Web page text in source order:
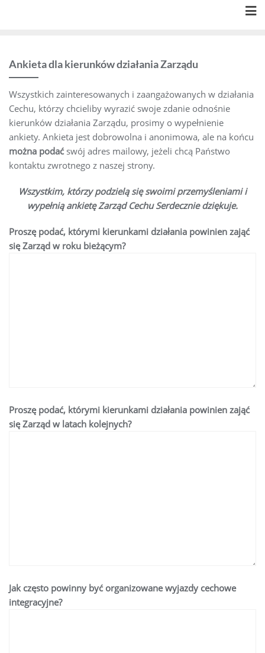
Ankieta dla kierunków działania Zarządu
Wszystkich zainteresowanych i zaangażowanych w działania
Cechu, którzy chcieliby wyrazić swoje zdanie odnośnie
kierunków działania Zarządu, prosimy o wypełnienie
ankiety. Ankieta jest dobrowolna i anonimowa, ale na końcu
można podaćswój adres mailowy, jeżeli chcą Państwo
kontaktu zwrotnego z naszej strony.
Wszystkim, którzy podzielą się swoimi przemyśleniami i
wypełnią ankietę Zarząd Cechu Serdecznie dziękuje.
Proszę podać, którymi kierunkami działania powinien zająć
się Zarząd w roku bieżącym?
Proszę podać, którymi kierunkami działania powinien zająć
się Zarząd w latach kolejnych?
Jak często powinny być organizowane wyjazdy cechowe
integracyjne?